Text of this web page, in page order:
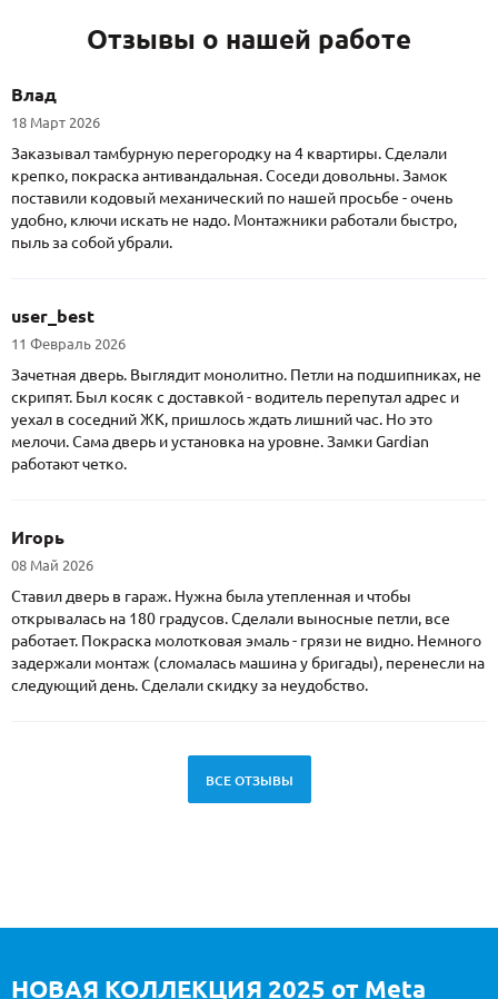
Отзывы о нашей работе
Влад
18 Март 2026
Заказывал тамбурную перегородку на 4 квартиры. Сделали
крепко, покраска антивандальная. Соседи довольны. Замок
поставили кодовый механический по нашей просьбе - очень
удобно, ключи искать не надо. Монтажники работали быстро,
пыль за собой убрали.
user_best
11 Февраль 2026
Зачетная дверь. Выглядит монолитно. Петли на подшипниках, не
скрипят. Был косяк с доставкой - водитель перепутал адрес и
уехал в соседний ЖК, пришлось ждать лишний час. Но это
мелочи. Сама дверь и установка на уровне. Замки Gardian
работают четко.
Игорь
08 Май 2026
Ставил дверь в гараж. Нужна была утепленная и чтобы
открывалась на 180 градусов. Сделали выносные петли, все
работает. Покраска молотковая эмаль - грязи не видно. Немного
задержали монтаж (сломалась машина у бригады), перенесли на
следующий день. Сделали скидку за неудобство.
ВСЕ ОТЗЫВЫ
НОВАЯ КОЛЛЕКЦИЯ 2025 от Meta